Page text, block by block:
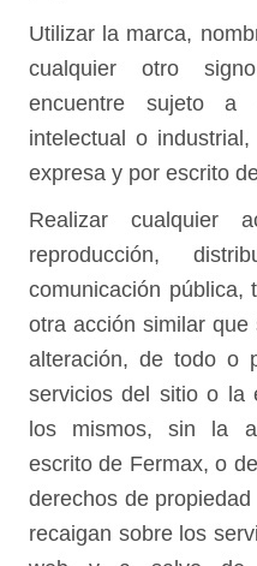
Utilizar la marca,
cualquier otro
encuentre sujeto a
intelectual o
expresa y por escrito
Realizar cualquier
reproducción,
comunicación pública,
otra acción similar
alteración, de todo o
servicios del sitio o la
los mismos, sin la
escrito de Fermax, o
derechos de
recaigan sobre los